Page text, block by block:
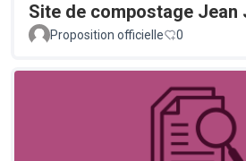
Site de compostage Jean
Proposition officielle
0